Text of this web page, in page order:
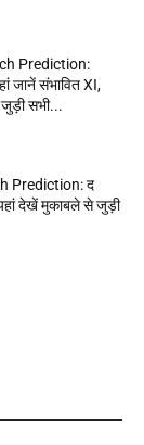
Prediction:
जानें संभावित XI,
जुड़ी सभी...
Prediction: द
देखें मुकाबले से जुड़ी